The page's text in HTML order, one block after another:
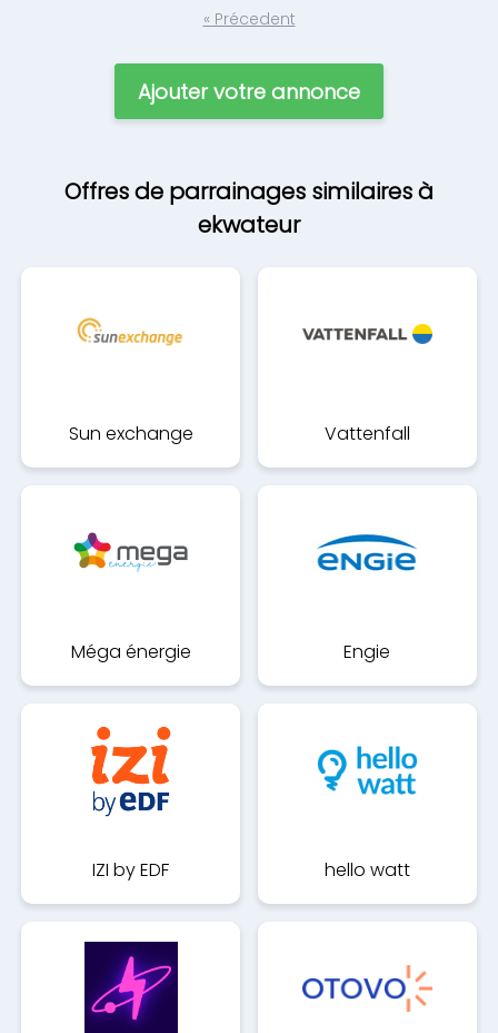
« Précedent
Ajouter votre annonce
Offres de parrainages similaires à
ekwateur
Sun exchange Vattenfall
Méga énergie Engie
IZI by EDF hello watt